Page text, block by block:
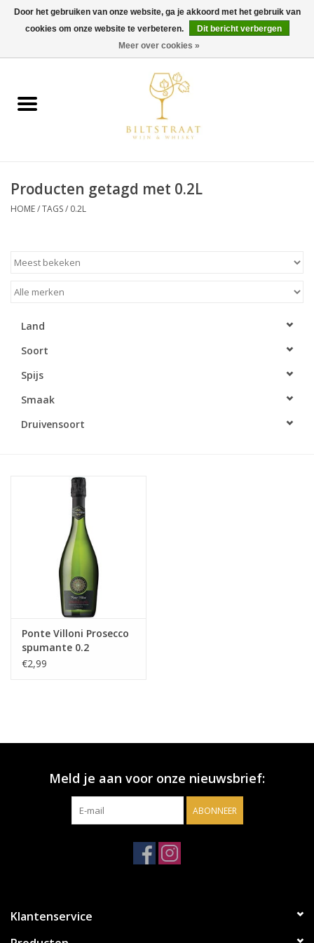
0 Artikelen - €0,00
Wijn
Gin & Tonic
Gedestilleerd
Relatiegeschenken
Sake
Producten getagd met 0.2L
HOME/TAGS/ 0.2L
Land
Soort
Spijs
Smaak
Druivensoort
Ponte Villoni Prosecco
spumante 0.2
€2,99
Meld je aan voor onze nieuwsbrief:
ABONNEER
Klantenservice
Door het gebruiken van onze website, ga je akkoord met het gebruik van
cookies om onze website te verbeteren.
Dit bericht verbergen
Meer over cookies »